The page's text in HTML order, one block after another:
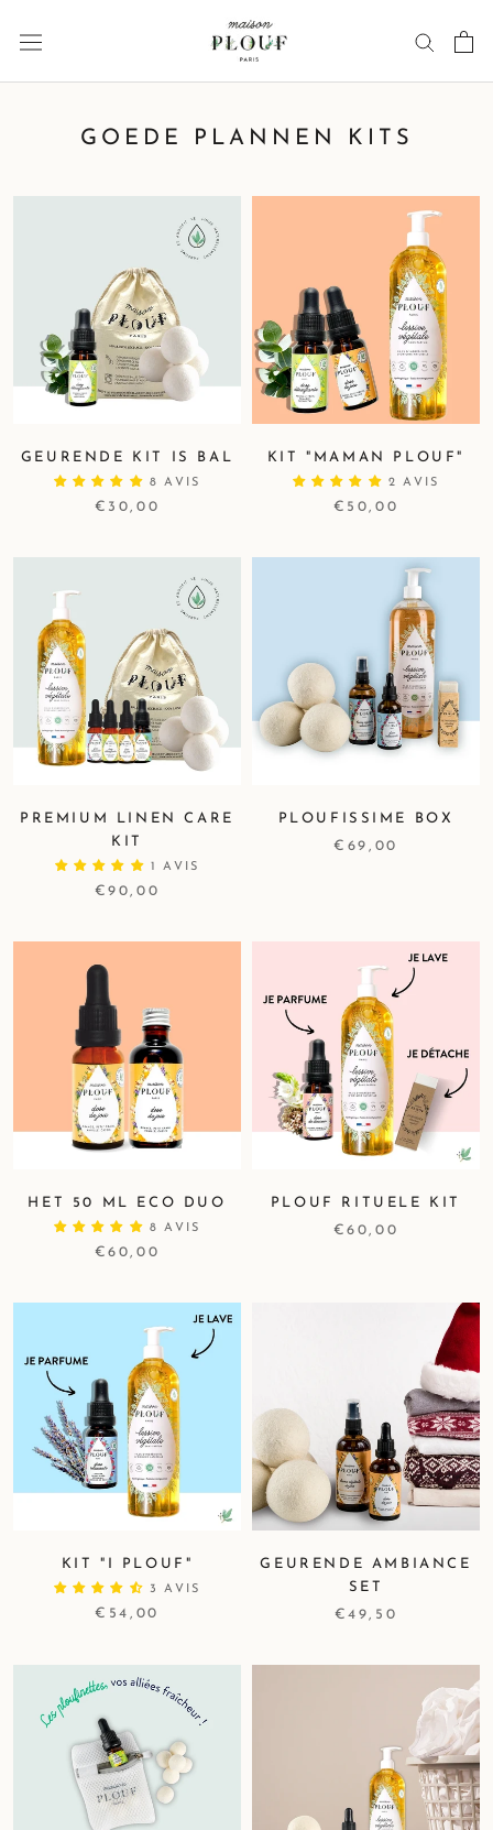
naar
GOEDE PLANNEN KITS
GEURENDE KIT IS BAL
8 AVIS
€30,00
KIT "MAMAN PLOUF"
2 AVIS
€50,00
PREMIUM LINEN CARE
KIT
1 AVIS
€90,00
PLOUFISSIME BOX
€69,00
HET 50 ML ECO DUO
8 AVIS
€60,00
PLOUF RITUELE KIT
€60,00
KIT "I PLOUF"
3 AVIS
€54,00
GEURENDE AMBIANCE
SET
€49,50